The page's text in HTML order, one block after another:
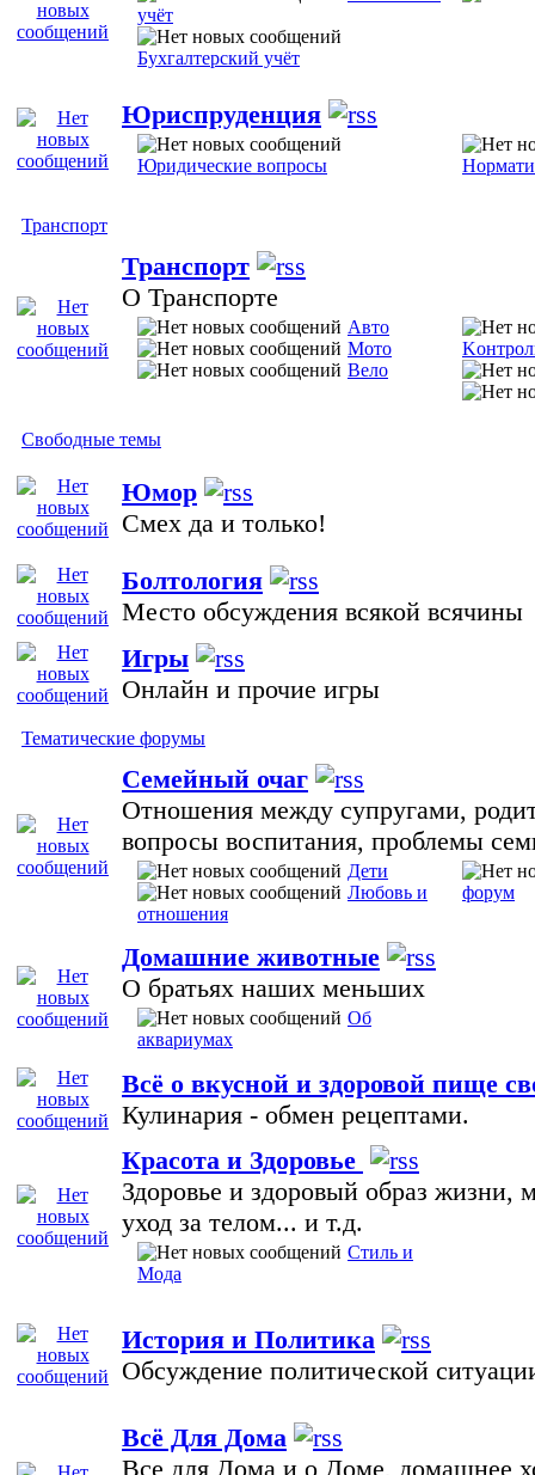
учёт
Бухгалтерский учёт
Юриспруденция
Юридические вопросы
Транспорт
Транспорт
О Транспорте
Авто
Мото
Вело
Свободные темы
Юмор
Смех да и только!
Болтология
Место обсуждения всякой всячины
Игры
Онлайн и прочие игры
Тематические форумы
Семейный очаг
Отношения между супругами,
вопросы воспитания, проблемы
Дети
Любовь и
отношения
форум
Домашние животные
О братьях наших меньших
Об
аквариумах
Всё о вкусной и здоровой пище
Кулинария - обмен рецептами.
Красота и Здоровье
Здоровье и здоровый образ жизни,
уход за телом... и т.д.
Стиль и
Мода
История и Политика
Обсуждение политической
Всё Для Дома
Все для Дома и о Доме, домашнее